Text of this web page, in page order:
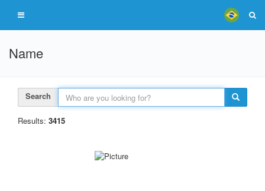
Name
Search
Results: 3415